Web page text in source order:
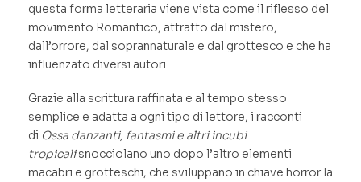
questa forma letteraria viene vista come il riflesso del
movimento Romantico, attratto dal mistero,
dall’orrore, dal soprannaturale e dal grottesco e che ha
influenzato diversi autori.
Grazie alla scrittura raffinata e al tempo stesso
semplice e adatta a ogni tipo di lettore, i racconti
di Ossa danzanti, fantasmi e altri incubi
tropicalisnocciolano uno dopo l’altro elementi
macabri e grotteschi, che sviluppano in chiave horror la